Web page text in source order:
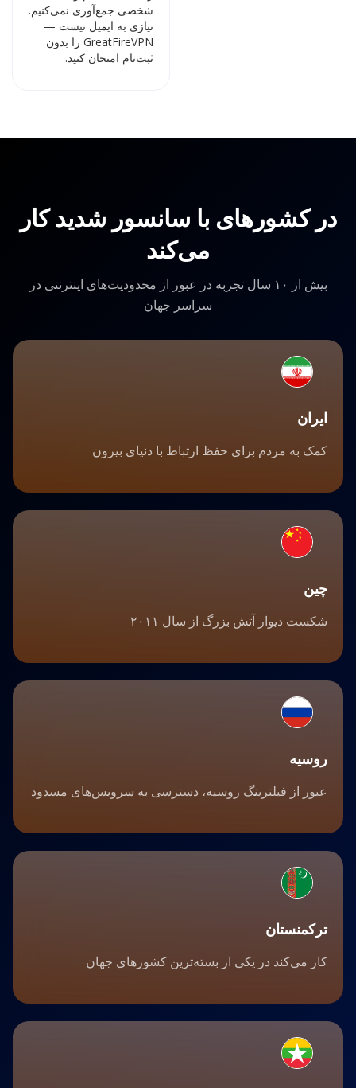
شخصی جمع‌آوری نمی‌کنیم.
نیازی به ایمیل نیست —
GreatFireVPN را بدون
ثبت‌نام امتحان کنید.
در کشورهای با سانسور شدید کار
می‌کند
بیش از ۱۰ سال تجربه در عبور از محدودیت‌های اینترنتی در
سراسر جهان
ایران
کمک به مردم برای حفظ ارتباط با دنیای بیرون
چین
شکست دیوار آتش بزرگ از سال ۲۰۱۱
روسیه
عبور از فیلترینگ روسیه، دسترسی به سرویس‌های مسدود
ترکمنستان
کار می‌کند در یکی از بسته‌ترین کشورهای جهان